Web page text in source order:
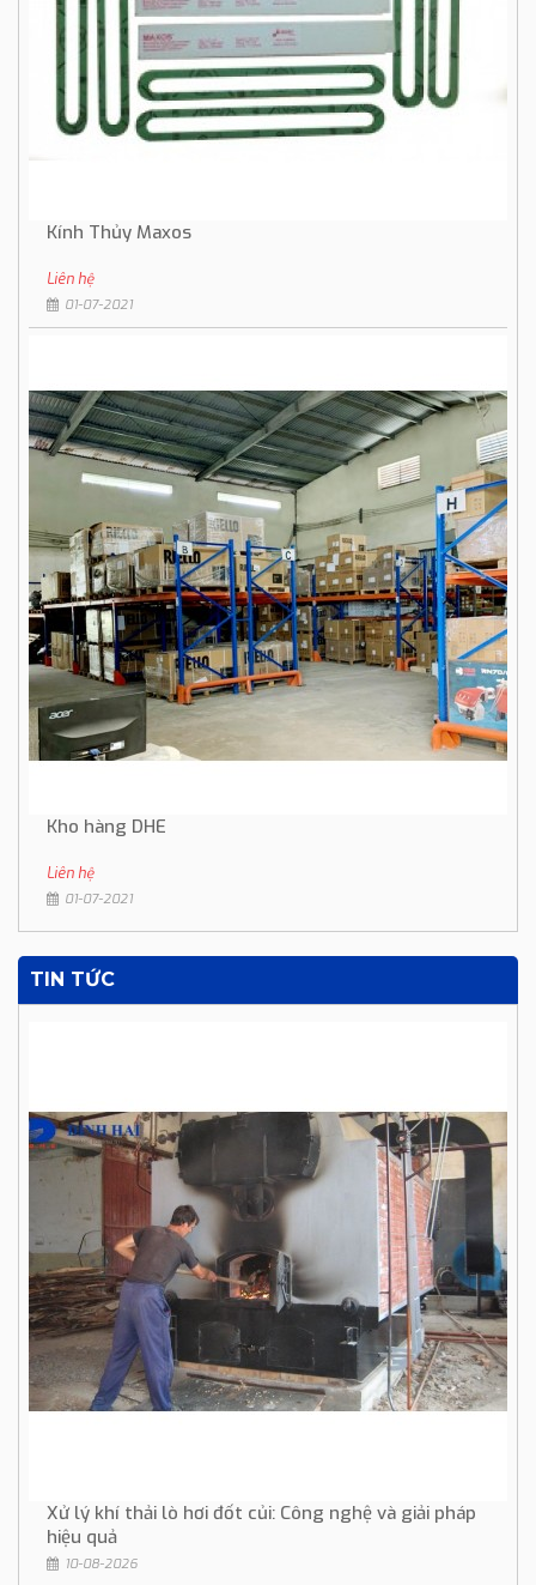
Kính Thủy Maxos
Liên hệ
01-07-2021
Kho hàng DHE
Liên hệ
01-07-2021
TIN TỨC
Xử lý khí thải lò hơi đốt củi: Công nghệ và giải pháp
hiệu quả
10-08-2026